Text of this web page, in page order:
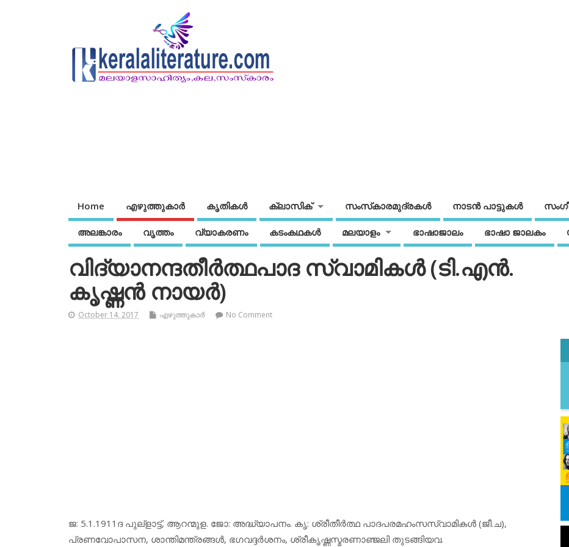
Home എഴുത്തുകാര്‍ കൃതികൾ ക്ലാസിക് സംസ്‌കാരമുദ്രകള്‍ നാടന്‍ പാട്ടുകള്‍
അലങ്കാരം വൃത്തം വ്യാകരണം കടംകഥകള്‍ മലയാളം ഭാഷാജാലം ഭാഷാ ജാലകം
വിദ്യാനന്ദതീര്‍ത്ഥപാദ സ്വാമികള്‍ (ടി.എന്‍.
കൃഷ്ണന്‍ നായര്‍)
October 14, 2017 എഴുത്തുകാര്‍ No Comment
ജ: 5.1.1911ദ പുല്‌ളാട്ട്, ആറന്മുള. ജോ: അദ്ധ്യാപനം. കൃ: ശ്രീതീര്‍ത്ഥ പാദപരമഹംസസ്വാമികള്‍ (ജീ.ച),
പ്രണവോപാസന, ശാന്തിമന്ത്രങ്ങള്‍, ഭഗവദ്ദര്‍ശനം, ശ്രീകൃഷ്ണസ്മരണാഞ്ജലി തുടങ്ങിയവ.